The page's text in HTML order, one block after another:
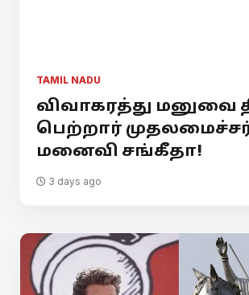
TAMIL NADU
விவாகரத்து மனுவை
பெற்றார்
மனைவி சங்கீதா!
3 days ago